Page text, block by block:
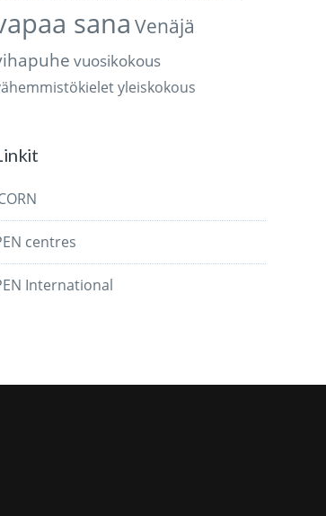
sana Venäjä
vuosikokous
yleiskokous
centres
International